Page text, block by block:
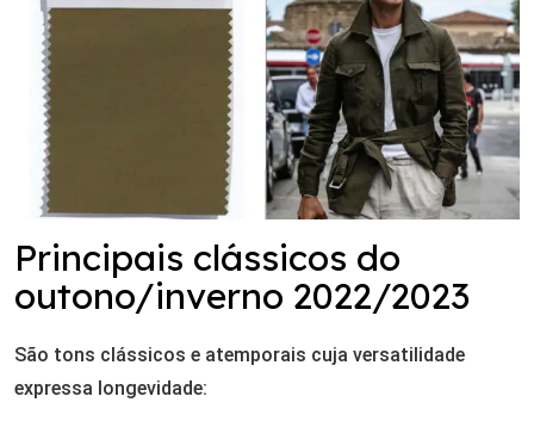
Principais clássicos do
outono/inverno 2022/2023
São tons clássicos e atemporais cuja versatilidade
expressa longevidade: